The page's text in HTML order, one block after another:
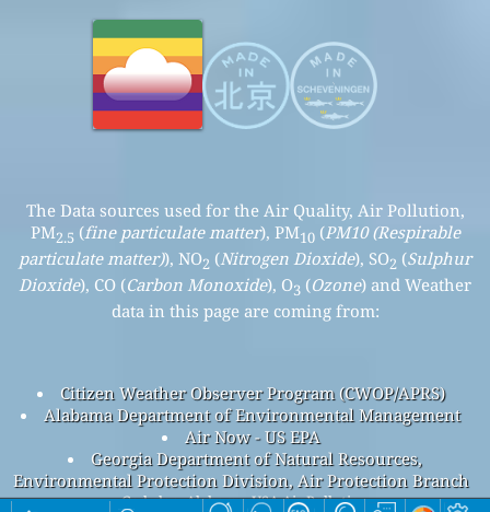
The Data sources used for the Air Quality, Air Pollution,
PM2.5 (fine particulate matter), PM10(PM10 (Respirable
particulate matter)), NO2 (Nitrogen Dioxide), SO2 (Sulphur
Dioxide), CO (Carbon Monoxide), O3 (Ozone) and Weather
data in this page are coming from:
Citizen Weather Observer Program (CWOP/APRS)
Alabama Department of Environmental Management
Air Now - US EPA
Georgia Department of Natural Resources,
Environmental Protection Division, Air Protection Branch
Gadsden, Alabama, USA Air Pollution